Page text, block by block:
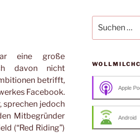
eine große
davon nicht
betrifft,
Facebook.
sprechen jedoch
Mitbegründer
(“Red Riding”)
nach:
Apple
Android